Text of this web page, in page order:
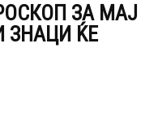
ЗА МАЈ
ЗНАЦИ ЌЕ